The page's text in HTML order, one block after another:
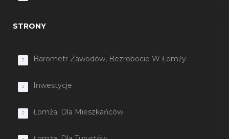
STRONY
Barometr Zawodów, Bezrobocie W Łomży
Inwestycje
Łomża: Dla Mieszkańców